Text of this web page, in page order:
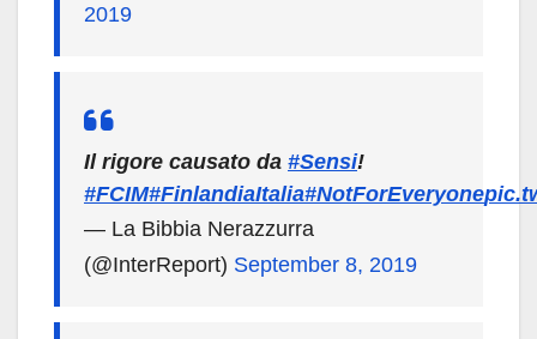
2019
Il rigore causato da #Sensi!
#FCIM#FinlandiaItalia#NotForEveryone
— La Bibbia Nerazzurra
(@InterReport) September 8, 2019